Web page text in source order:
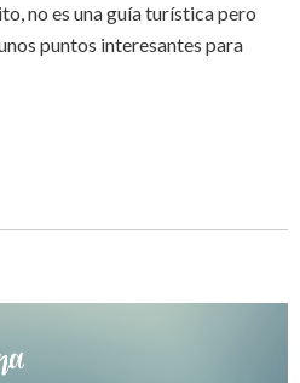
no es una guía turística pero
puntos interesantes para